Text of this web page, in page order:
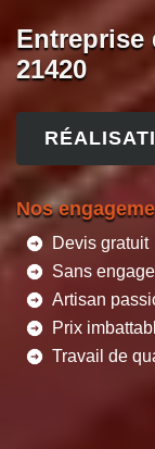
Entreprise
21420
Nos
Devis gratuit
Sans
Artisan
Prix
Travail de